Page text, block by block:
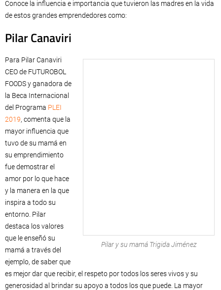
Conoce la influencia e importancia que tuvieron las madres en la vida
de estos grandes emprendedores como:
Pilar Canaviri
Pilar y su mamá Trigida Jiménez
Para Pilar Canaviri
CEO de FUTUROBOL
FOODS y ganadora de
la Beca Internacional
del Programa PLEI
2019, comenta que la
mayor influencia que
tuvo de su mamá en
su emprendimiento
fue demostrar el
amor por lo que hace
y la manera en la que
inspira a todo su
entorno. Pilar
destaca los valores
que le enseñó su
mamá a través del
ejemplo, de saber que
es mejor dar que recibir, el respeto por todos los seres vivos y su
generosidad al brindar su apoyo a todos los que puede. La mayor